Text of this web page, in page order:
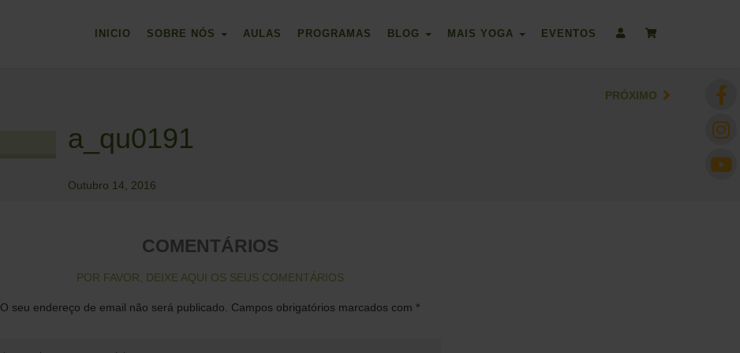
INICIO SOBRE NÓS AULAS PROGRAMAS BLOG MAIS YOGA EVENTOS
PRÓXIMO
a_qu0191
Outubro 14, 2016
COMENTÁRIOS
POR FAVOR, DEIXE AQUI OS SEUS COMENTÁRIOS
O seu endereço de email não será publicado. Campos obrigatórios marcados com *